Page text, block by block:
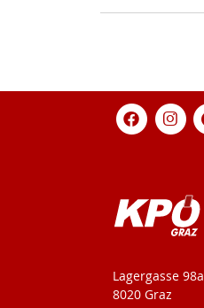
KPÖ-Steiermark
Lagergasse 98a
8020 Graz